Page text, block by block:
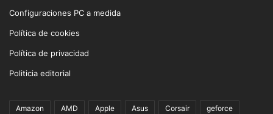
Configuraciones PC a medida
Política de cookies
Política de privacidad
Politicia editorial
Amazon AMD Apple Asus Corsair geforce